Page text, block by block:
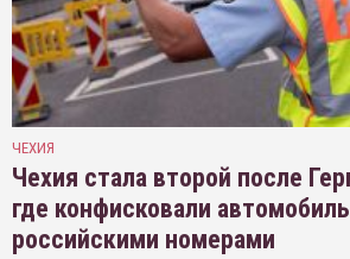
ЧЕХИЯ
Чехия стала второй после
где конфисковали
российскими номерами